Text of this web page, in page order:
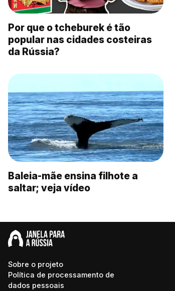
Por que o tcheburek é tão
popular nas cidades costeiras
da Rússia?
Baleia-mãe ensina filhote a
saltar; veja vídeo
Sobre o projeto
Política de processamento de
dados pessoais